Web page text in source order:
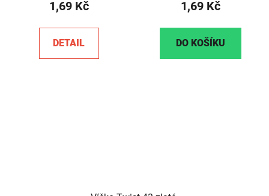
1,69 Kč
DETAIL
1,69 Kč
DO KOŠÍKU